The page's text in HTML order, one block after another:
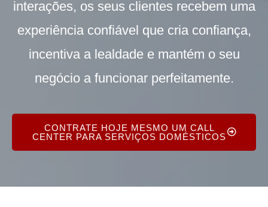
interações, os seus clientes recebem uma
experiência confiável que cria confiança,
incentiva a lealdade e mantém o seu
negócio a funcionar perfeitamente.
CONTRATE HOJE MESMO UM CALL
CENTER PARA SERVIÇOS DOMÉSTICOS